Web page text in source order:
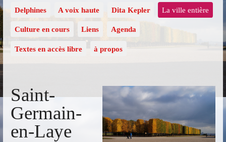
Delphines A voix haute Dita Kepler La ville entière
Culture en cours Liens Agenda
Textes en accès libre à propos
Saint-
Germain-
en-Laye